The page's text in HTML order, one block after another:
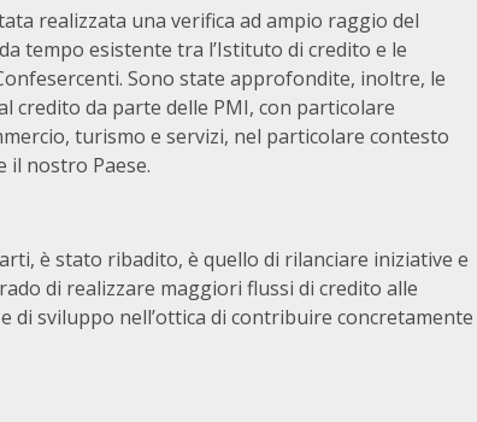
realizzata una verifica ad ampio raggio del
tempo esistente tra l’Istituto di credito e le
Sono state approfondite, inoltre, le
credito da parte delle PMI, con particolare
turismo e servizi, nel particolare contesto
il nostro Paese.
è stato ribadito, è quello di rilanciare iniziative e
di realizzare maggiori flussi di credito alle
di sviluppo nell’ottica di contribuire concretamente